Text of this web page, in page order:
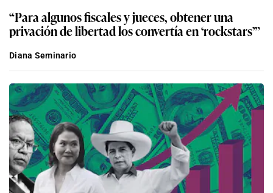
“Para algunos fiscales y jueces, obtener una
privación de libertad los convertía en ‘rockstars’”
Diana Seminario